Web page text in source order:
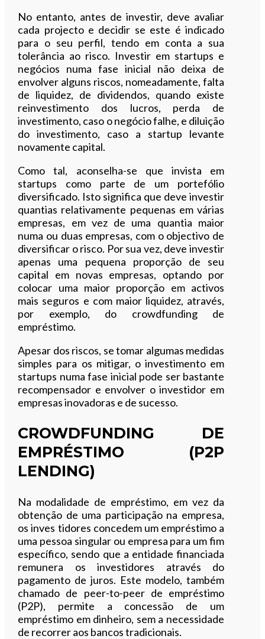
No entanto, antes de investir, deve avaliar
cada projecto e decidir se este é indicado
para o seu perfil, tendo em conta a sua
tolerância ao risco. Investir em startups e
negócios numa fase inicial não deixa de
envolver alguns riscos, nomeadamente, falta
de liquidez, de dividendos, quando existe
reinvestimento dos lucros, perda de
investimento, caso o negócio falhe, e diluição
do investimento, caso a startup levante
novamente capital.
Como tal, aconselha-se que invista em
startups como parte de um portefólio
diversificado. Isto significa que deve investir
quantias relativamente pequenas em várias
empresas, em vez de uma quantia maior
numa ou duas empresas, com o objectivo de
diversificar o risco. Por sua vez, deve investir
apenas uma pequena proporção de seu
capital em novas empresas, optando por
colocar uma maior proporção em activos
mais seguros e com maior liquidez, através,
por exemplo, do crowdfunding de
empréstimo.
Apesar dos riscos, se tomar algumas medidas
simples para os mitigar, o investimento em
startups numa fase inicial pode ser bastante
recompensador e envolver o investidor em
empresas inovadoras e de sucesso.
CROWDFUNDING DE
EMPRÉSTIMO (P2P
LENDING)
Na modalidade de empréstimo, em vez da
obtenção de uma participação na empresa,
os inves tidores concedem um empréstimo a
uma pessoa singular ou empresa para um fim
específico, sendo que a entidade financiada
remunera os investidores através do
pagamento de juros. Este modelo, também
chamado de peer-to-peer de empréstimo
(P2P), permite a concessão de um
empréstimo em dinheiro, sem a necessidade
de recorrer aos bancos tradicionais.